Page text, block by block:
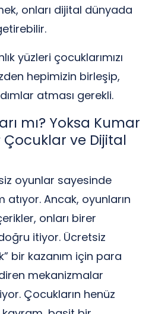
onları dijital dünyada
yüzleri çocuklarımızı
hepimizin birleşip,
atması gerekli.
mı? Yoksa Kumar
Çocuklar ve Dijital
oyunlar sayesinde
Ancak, oyunların
onları birer
itiyor. Ücretsiz
bir kazanım için para
mekanizmalar
Çocukların henüz